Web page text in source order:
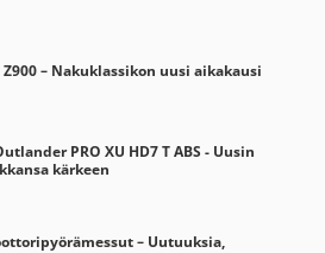
Z900 – Nakuklassikon uusi aikakausi
PRO XU HD7 T ABS - Uusin
kärkeen
– Uutuuksia,